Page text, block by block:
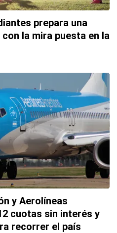
prepara una
la mira puesta en la
y Aerolíneas
cuotas sin interés y
recorrer el país